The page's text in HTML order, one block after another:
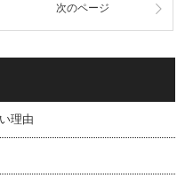
次のページ
理由